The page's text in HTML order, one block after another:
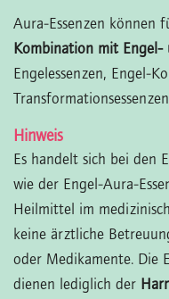
Aura-Essenzen können
Kombination mit Engel-
Engelessenzen, Engel-
Hinweis
Es handelt sich bei den
wie der Engel-Aura-
Heilmittel im
keine ärztliche
oder Medikamente. Die
dienen lediglich der